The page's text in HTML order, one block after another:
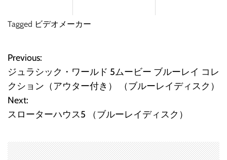
Tagged ビデオメーカー
投
稿
ナ
ゲ
Previous:
ジュラシック・ワールド 5ムービー ブルーレイ コレ
クション（アウター付き） （ブルーレイディスク）
Next:
スローターハウス5 （ブルーレイディスク）